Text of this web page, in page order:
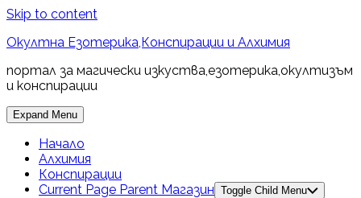
Skip to content
Окултна Езотерика,Конспирации и Алхимия
портал за магически изкуства,езотерика,окултизъм
и конспирации
Expand Menu
Начало
Алхимия
Конспирации
Current Page Parent Магазин Toggle Child Menu